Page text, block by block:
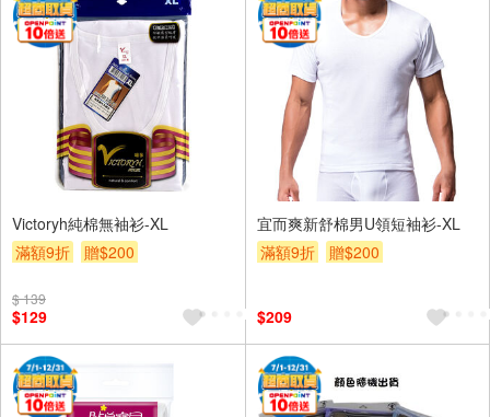
Victoryh純棉無袖衫-XL
滿額9折
贈$200
$ 139
$129
宜而爽新舒棉男U領短袖衫-XL
滿額9折
贈$200
$209